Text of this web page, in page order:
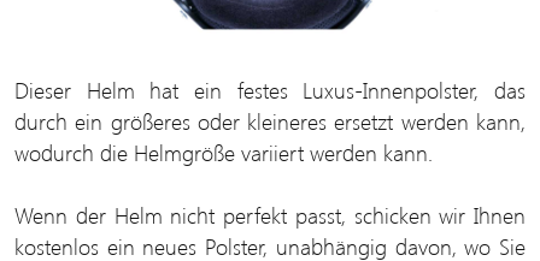
Dieser Helm hat ein festes Luxus-Innenpolster, das
durch ein größeres oder kleineres ersetzt werden kann,
wodurch die Helmgröße variiert werden kann.
Wenn der Helm nicht perfekt passt, schicken wir Ihnen
kostenlos ein neues Polster, unabhängig davon, wo Sie